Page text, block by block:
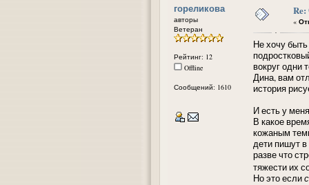
гореликова
авторы
Ветеран
Рейтинг: 12
Offline
Сообщений: 1610
«
Не хочу
вокруг одни
Дина, вам
история
И есть у
В какое
кожаным
дети пишут
разве что
тяжести их
Но это если